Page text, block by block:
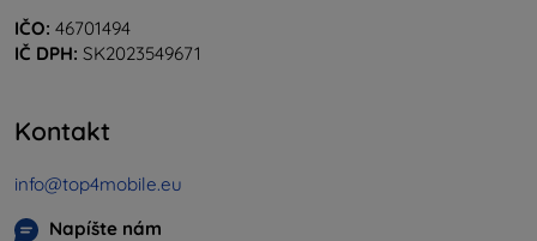
IČO: 46701494
IČ DPH: SK2023549671
Kontakt
info@top4mobile.eu
Napíšte nám